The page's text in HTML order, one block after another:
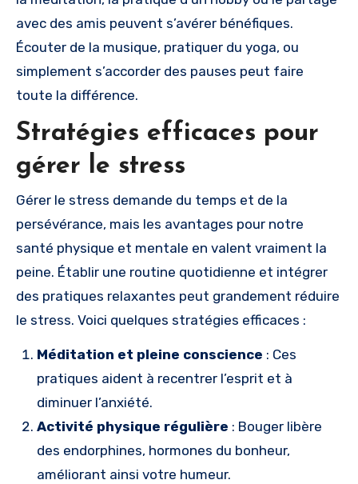
avec des amis peuvent s’avérer bénéfiques.
Écouter de la musique, pratiquer du yoga, ou
simplement s’accorder des pauses peut faire
toute la différence.
Stratégies efficaces pour
gérer le stress
Gérer le stress demande du temps et de la
persévérance, mais les avantages pour notre
santé physique et mentale en valent vraiment la
peine. Établir une routine quotidienne et intégrer
des pratiques relaxantes peut grandement réduire
le stress. Voici quelques stratégies efficaces :
Méditation et pleine conscience : Ces
pratiques aident à recentrer l’esprit et à
diminuer l’anxiété.
Activité physique régulière : Bouger libère
des endorphines, hormones du bonheur,
améliorant ainsi votre humeur.